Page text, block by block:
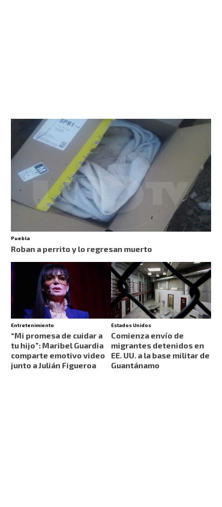
Puebla
Roban a perrito y lo regresan muerto
Entretenimiento
“Mi promesa de cuidar a
tu hijo”: Maribel Guardia
comparte emotivo video
junto a Julián Figueroa
Estados Unidos
Comienza envío de
migrantes detenidos en
EE. UU. a la base militar de
Guantánamo